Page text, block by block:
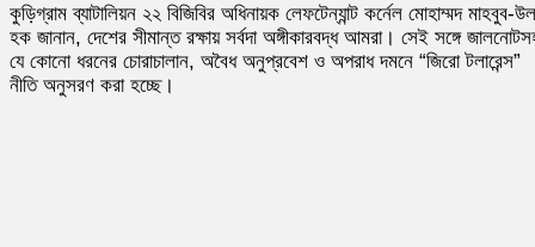
কুড়িগ্রাম ব্যাটালিয়ন ২২ বিজিবির অধিনায়ক লেফটেন্যান্ট কর্নেল মোহাম্মদ মাহবুব-
হক জানান, দেশের সীমান্ত রক্ষায় সর্বদা অঙ্গীকারবদ্ধ আমরা। সেই সঙ্গে
যে কোনো ধরনের চোরাচালান, অবৈধ অনুপ্রবেশ ও অপরাধ দমনে “জিরো টলারেন্স”
নীতি অনুসরণ করা হচ্ছে।